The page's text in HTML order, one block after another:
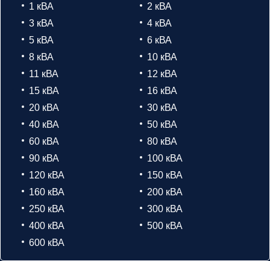
1 кВА
2 кВА
3 кВА
4 кВА
5 кВА
6 кВА
8 кВА
10 кВА
11 кВА
12 кВА
15 кВА
16 кВА
20 кВА
30 кВА
40 кВА
50 кВА
60 кВА
80 кВА
90 кВА
100 кВА
120 кВА
150 кВА
160 кВА
200 кВА
250 кВА
300 кВА
400 кВА
500 кВА
600 кВА